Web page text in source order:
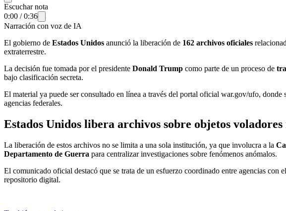
Escuchar nota
0:00 /0:36
Narración con voz de IA
El gobierno de Estados Unidos anunció la liberación de 162 archivos oficiales
extraterrestre.
La decisión fue tomada por el presidente Donald Trump como parte de un proceso de
bajo clasificación secreta.
El material ya puede ser consultado en línea a través del portal oficial war.gov/ufo,
agencias federales.
Estados Unidos libera archivos sobre objetos
La liberación de estos archivos no se limita a una sola institución, ya que involucra a la
Departamento de Guerra para centralizar investigaciones sobre fenómenos anómalos.
El comunicado oficial destacó que se trata de un esfuerzo coordinado entre agencias
repositorio digital.